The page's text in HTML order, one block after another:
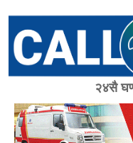
content
२४सै